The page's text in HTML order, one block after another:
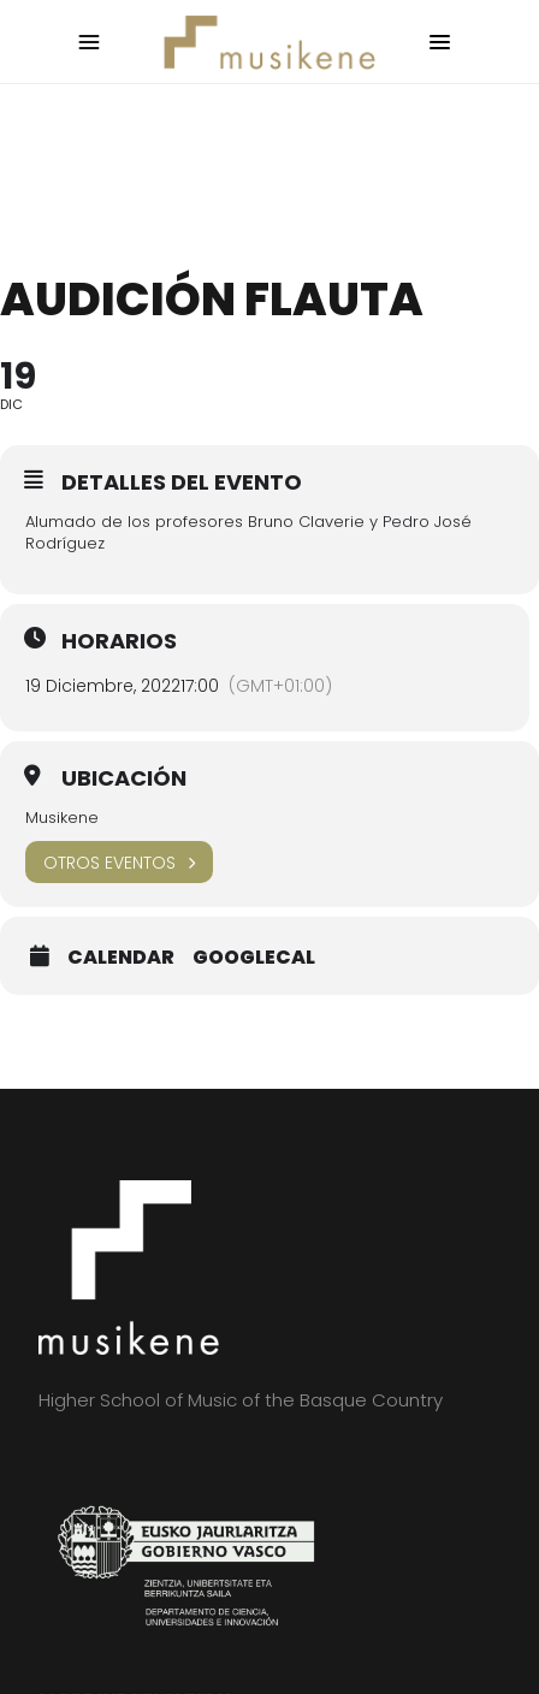
AUDICIÓN FLAUTA
19
DIC
DETALLES DEL EVENTO
Alumado de los profesores Bruno Claverie y Pedro José
Rodríguez
HORARIOS
19 Diciembre, 202217:00 (GMT+01:00)
UBICACIÓN
Musikene
OTROS EVENTOS
CALENDAR GOOGLECAL
Higher School of Music of the Basque Country